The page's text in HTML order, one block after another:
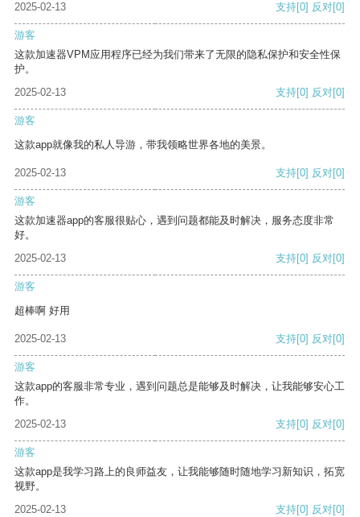
2025-02-13
支持[0] 反对[0]
游客
这款加速器VPM应用程序已经为我们带来了无限的隐私保护和安全性保
护。
2025-02-13
支持[0] 反对[0]
游客
这款app就像我的私人导游，带我领略世界各地的美景。
2025-02-13 支持[0] 反对[0]
游客
这款加速器app的客服很贴心，遇到问题都能及时解决，服务态度非常
好。
2025-02-13
支持[0] 反对[0]
游客
超棒啊 好用
2025-02-13 支持[0] 反对[0]
游客
这款app的客服非常专业，遇到问题总是能够及时解决，让我能够安心工
作。
2025-02-13
支持[0] 反对[0]
游客
这款app是我学习路上的良师益友，让我能够随时随地学习新知识，拓宽
视野。
2025-02-13
支持[0] 反对[0]